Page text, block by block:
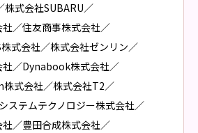
株式会社SUBARU／
社／住友商事株式会社／
式会社／株式会社ゼンリン／
社／Dynabook株式会社／
式会社／株式会社T2／
ステムテクノロジー株式会社／
社／豊田合成株式会社／